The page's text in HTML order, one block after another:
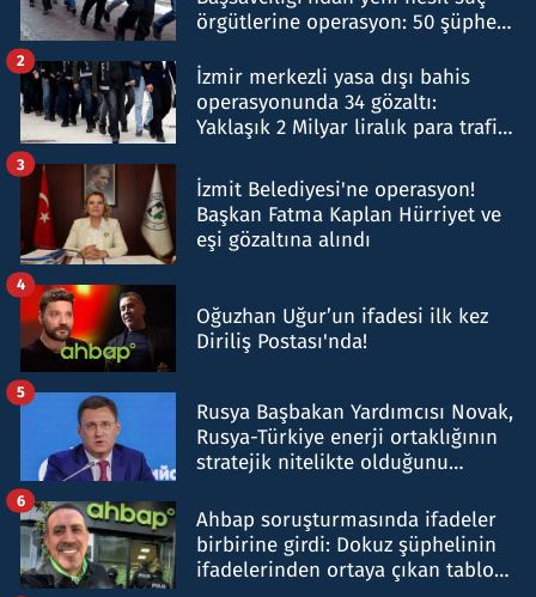
örgütlerine operasyon: 50 şüpheli
İzmir merkezli yasa dışı bahis
operasyonunda 34 gözaltı:
Yaklaşık 2 Milyar liralık para trafiği
2
İzmit Belediyesi'ne operasyon!
Başkan Fatma Kaplan Hürriyet ve
eşi gözaltına alındı
3
Oğuzhan Uğur’un ifadesi ilk kez
Diriliş Postası'nda!
4
Rusya Başbakan Yardımcısı Novak,
Rusya-Türkiye enerji ortaklığının
stratejik nitelikte olduğunu
5
Ahbap soruşturmasında ifadeler
birbirine girdi: Dokuz şüphelinin
ifadelerinden ortaya çıkan tablo
6